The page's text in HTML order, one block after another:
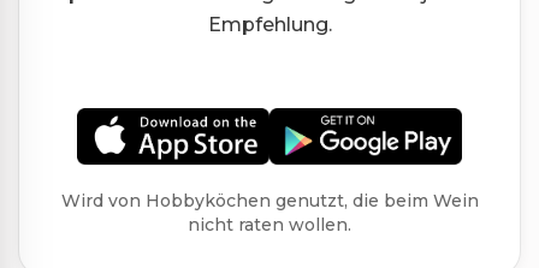
Empfehlung.
Wird von Hobbyköchen genutzt, die beim Wein
nicht raten wollen.